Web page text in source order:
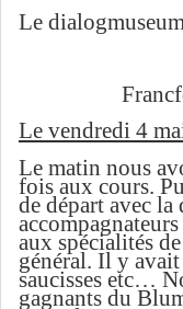
Le
Le vendredi 4
Le matin nous
fois aux cours.
de départ avec
aux spécialités
général. Il y avait
saucisses etc…
gagnants du